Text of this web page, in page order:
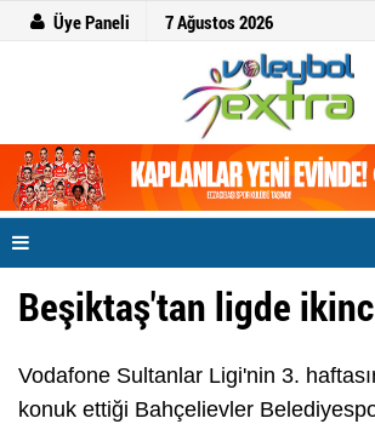
Üye Paneli 7 Ağustos 2026
Beşiktaş'tan ligde
Vodafone Sultanlar Ligi'nin 3.
konuk ettiği Bahçelievler